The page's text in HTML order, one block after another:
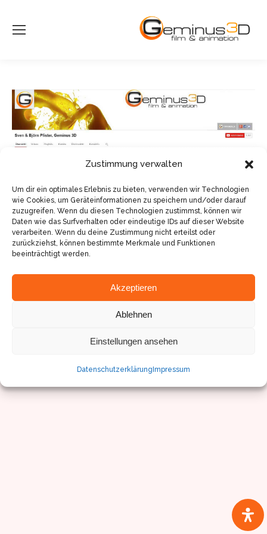
Zustimmung verwalten
Um dir ein optimales Erlebnis zu bieten, verwenden wir Technologien
wie Cookies, um Geräteinformationen zu speichern und/oder darauf
zuzugreifen. Wenn du diesen Technologien zustimmst, können wir
Daten wie das Surfverhalten oder eindeutige IDs auf dieser Website
verarbeiten. Wenn du deine Zustimmung nicht erteilst oder
zurückziehst, können bestimmte Merkmale und Funktionen
beeinträchtigt werden.
Akzeptieren
Ablehnen
Einstellungen ansehen
Datenschutzerklärung Impressum
© Sven Pfister, Geminus 3D